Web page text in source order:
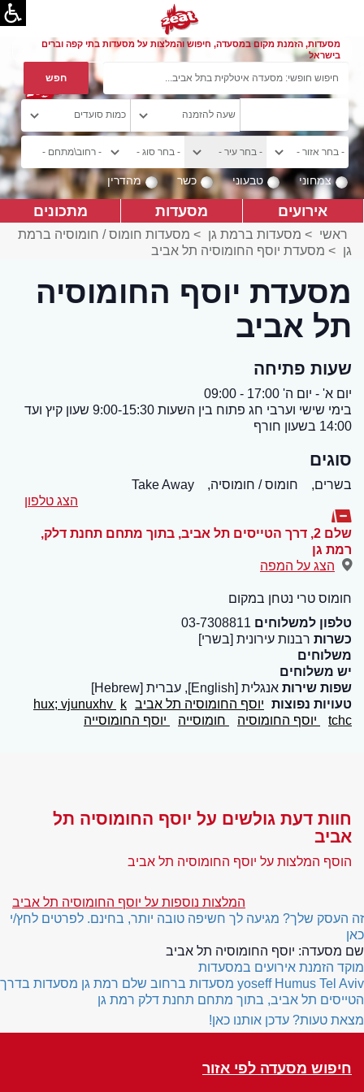
מסעדות, הזמנת מקום במסעדה, חיפוש והמלצות על מסעדות בתי קפה וברים
בישראל
צמחוני טבעוני כשר מהדרין
אירועים מסעדות מתכונים
ראשי > מסעדות ברמת גן > מסעדות חומוס / חומוסיה ברמת
גן > מסעדת יוסף החומוסיה תל אביב
מסעדת יוסף החומוסיה
תל אביב
שעות פתיחה
יום א' - יום ה' 17:00 - 09:00
בימי שישי וערבי חג פתוח בין השעות 9:00-15:30 שעון קיץ ועד
14:00 בשעון חורף
סוגים
בשרים, חומוס / חומוסיה,
Take Away
הצג טלפון
שלם 2, דרך הטייסים תל אביב, בתוך מתחם תחנת דלק
,
רמת גן
הצג על המפה
חומוס טרי נטחן במקום
טלפון למשלוחים 03-7308811
כשרות רבנות עירונית [בשרי]
משלוחים
יש משלוחים
שפות שירות אנגלית [English], עברית [Hebrew]
טעויות נפוצות יוסף החומוסיה תל אביב hux; vjunuxhv
k
tchc
יוסף החומוסיה חומוסייה יוסף החומוסייה
חוות דעת גולשים על יוסף החומוסיה תל
אביב
הוסף המלצות על יוסף החומוסיה תל אביב
המלצות נוספות על יוסף החומוסיה תל אביב
זה העסק שלך? מגיעה לך חשיפה טובה יותר, בחינם. לפרטים לחץ/י
כאן
שם מסעדה: יוסף החומוסיה תל אביב
מוקד הזמנת אירועים במסעדות
yoseff Humus Tel Aviv מסעדות ברחוב שלם רמת גן מסעדות בדרך
הטייסים תל אביב, בתוך מתחם תחנת דלק רמת גן
מצאת טעות? עדכן אותנו כאן!
חיפוש מסעדה לפי אזור